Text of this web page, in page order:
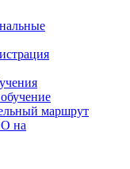
маршрут
на